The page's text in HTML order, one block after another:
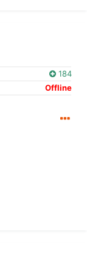
184
Offline